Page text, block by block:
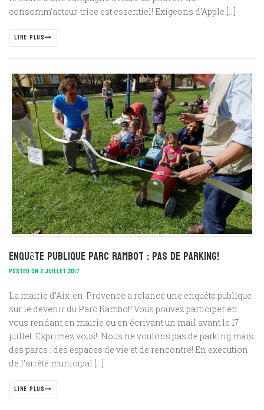
consomm’acteur-trice est essentiel! Exigeons d’Apple […]
LIRE PLUS
Enquête Publique Parc Rambot : Pas de Parking!
POSTED ON 2 JUILLET 2017
La mairie d’Aix-en-Provence a relancé une enquête publique
sur le devenir du Parc Rambot! Vous pouvez participer en
vous rendant en mairie ou en écrivant un mail avant le 17
juillet. Exprimez vous! Nous ne voulons pas de parking mais
des parcs : des espaces de vie et de rencontre! En exécution
de l’arrêté municipal […]
LIRE PLUS